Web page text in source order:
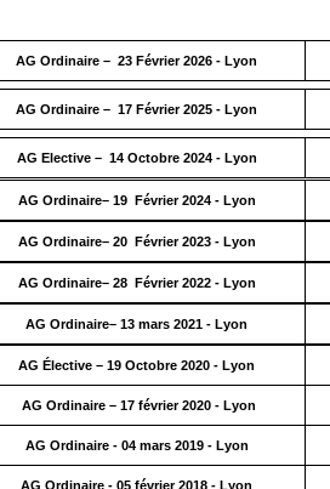
AG Ordinaire – 23 Février 2026 - Lyon
AG Ordinaire – 17 Février 2025 - Lyon
AG Elective – 14 Octobre 2024 - Lyon
AG Ordinaire– 19 Février 2024 - Lyon
AG Ordinaire– 20 Février 2023 - Lyon
AG Ordinaire– 28 Février 2022 - Lyon
AG Ordinaire– 13 mars 2021 - Lyon
AG Élective – 19 Octobre 2020 - Lyon
AG Ordinaire – 17 février 2020 - Lyon
AG Ordinaire - 04 mars 2019 - Lyon
AG Ordinaire - 05 février 2018 - Lyon